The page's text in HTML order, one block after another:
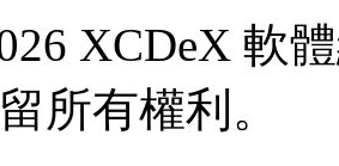
XCDeX 軟
所有權利。